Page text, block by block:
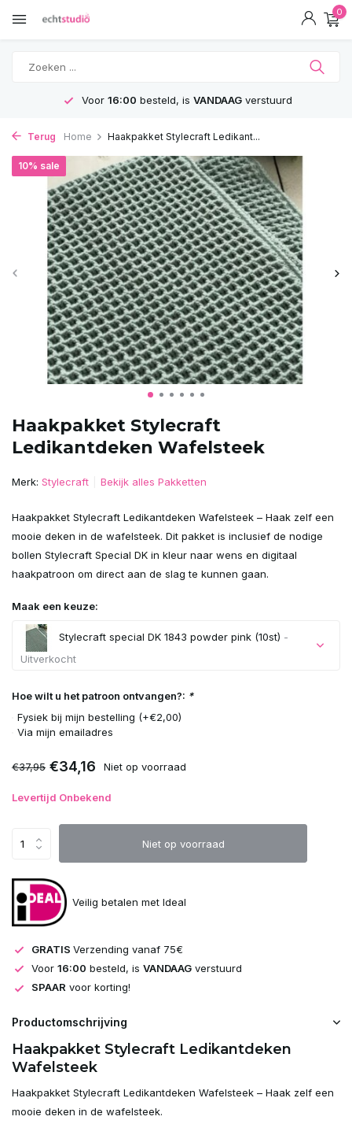
0
GRATISVerzending vanaf 75€
Terug Home Haakpakket Stylecraft Ledikant...
Haakpakket Stylecraft
Ledikantdeken Wafelsteek
10% sale
Merk: Stylecraft Bekijk alles Pakketten
Haakpakket Stylecraft Ledikantdeken Wafelsteek – Haak zelf een
mooie deken in de wafelsteek. Dit pakket is inclusief de nodige
bollen Stylecraft Special DK in kleur naar wens en digitaal
haakpatroon om direct aan de slag te kunnen gaan.
Maak een keuze:
Stylecraft special DK 1843 powder pink (10st) -
Uitverkocht
Uitverkocht
Hoe wilt u het patroon ontvangen?: *
Fysiek bij mijn bestelling (+€2,00)
Via mijn emailadres
€37,95 €34,16 Niet op voorraad
Levertijd Onbekend
Niet op voorraad
Veilig betalen met Ideal
GRATIS Verzending vanaf 75€
Voor 16:00 besteld, is VANDAAG verstuurd
SPAAR voor korting!
Productomschrijving
Haakpakket Stylecraft Ledikantdeken
Wafelsteek
Haakpakket Stylecraft Ledikantdeken Wafelsteek – Haak zelf een
mooie deken in de wafelsteek.